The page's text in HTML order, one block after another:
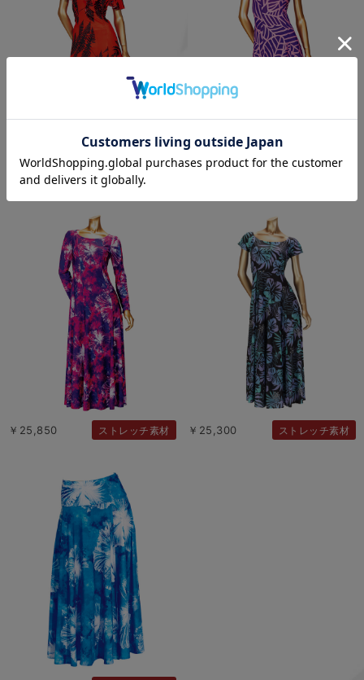
￥23,100 ストレッチ素材 ￥25,300
￥25,850 ストレッチ素材 ￥25,300 ストレッチ素材